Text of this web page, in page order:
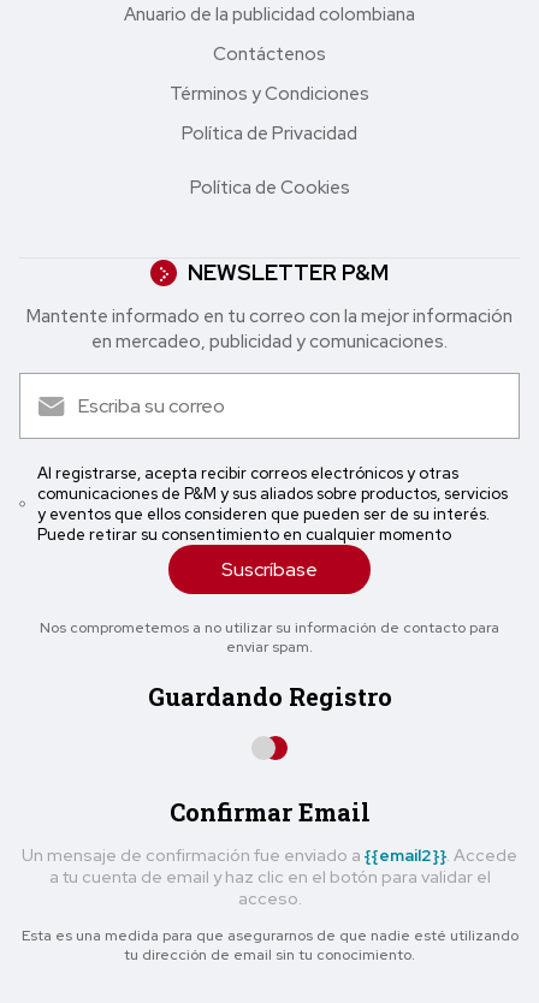
Anuario de la publicidad colombiana
Contáctenos
Términos y Condiciones
Política de Privacidad
Política de Cookies
NEWSLETTER P&M
Mantente informado en tu correo con la mejor in formación
en mercadeo, publicidad y comunicaciones.
Al registrarse, acepta recibir correos electrónicos y otras
comunicaciones de P&M y sus aliados sobre productos, servicios
y eventos que ellos consideren que pueden ser de su interés.
Puede retirar su consentimiento en cualquier momento
Suscríbase
Nos comprometemos a no utilizar su información de contacto para
enviar spam.
Guardando Registro
Confirmar Email
Un mensaje de confirmación fue enviado a {{email2}} . Accede
a tu cuenta de email y haz clic en el botón para validar el
acceso.
Esta es una medida para que asegurarnos de que nadie esté utilizando
tu dirección de email sin tu conocimiento.